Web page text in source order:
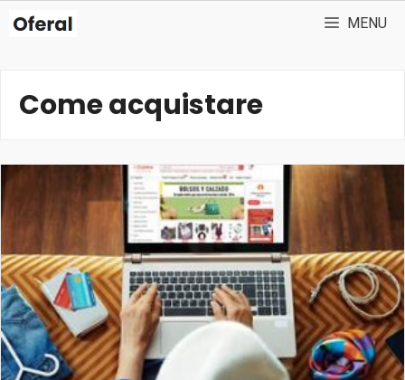
MENU
Come acquistare